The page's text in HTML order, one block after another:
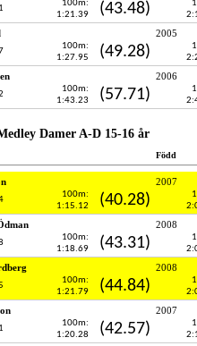
100m:
1:21.39
(43.48)
2005
100m:
1:27.95
(49.28)
2006
100m:
1:43.23
(57.71)
Damer A-D 15-16 år
Född
2007
100m:
1:15.12
(40.28)
2008
100m:
1:18.69
(43.31)
2008
100m:
1:21.79
(44.84)
2007
100m:
1:20.28
(42.57)